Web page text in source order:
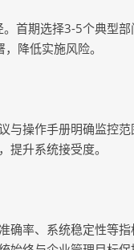
首期选择3-5个典型
降低实施风险。
与操作手册明确监控
提升系统接受度。
率、系统稳定性等